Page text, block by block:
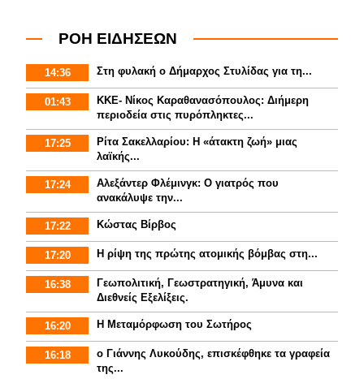
ΡΟΗ ΕΙΔΗΣΕΩΝ
14:36 Στη φυλακή ο Δήμαρχος Στυλίδας για τη...
01:43
ΚΚΕ- Νίκος Καραθανασόπουλος: Διήμερη
περιοδεία στις πυρόπληκτες...
17:25
Ρίτα Σακελλαρίου: Η «άτακτη ζωή» μιας
λαϊκής...
17:24
Αλεξάντερ Φλέμινγκ: Ο γιατρός που
ανακάλυψε την...
17:22 Κώστας Βίρβος
17:20 Η ρίψη της πρώτης ατομικής βόμβας στη...
16:38
Γεωπολιτική, Γεωστρατηγική, Άμυνα και
Διεθνείς Εξελίξεις.
16:20 Η Μεταμόρφωση του Σωτήρος
16:18
ο Γιάννης Λυκούδης, επισκέφθηκε τα γραφεία
της...